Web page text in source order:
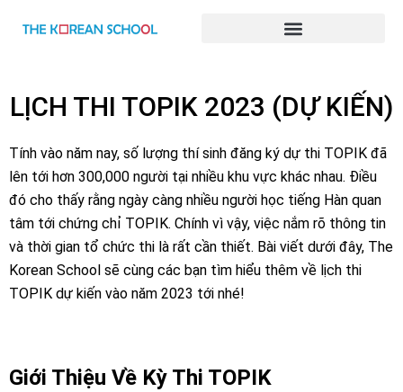
LỊCH THI TOPIK 2023 (DỰ KIẾN)
Tính vào năm nay, số lượng thí sinh đăng ký dự thi TOPIK đã
lên tới hơn 300,000 người tại nhiều khu vực khác nhau. Điều
đó cho thấy rằng ngày càng nhiều người học tiếng Hàn quan
tâm tới chứng chỉ TOPIK. Chính vì vậy, việc nắm rõ thông tin
và thời gian tổ chức thi là rất cần thiết. Bài viết dưới đây, The
Korean School sẽ cùng các bạn tìm hiểu thêm về lịch thi
TOPIK dự kiến vào năm 2023 tới nhé!
Giới Thiệu Về Kỳ Thi TOPIK